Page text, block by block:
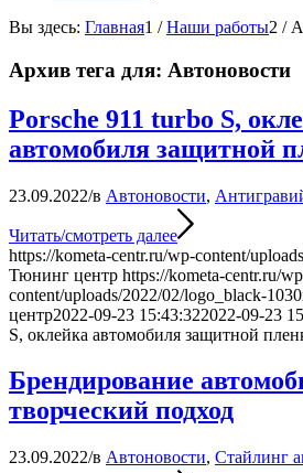
Вы здесь: Главная1 / Наши работы2 /
Архив тега для: Автоновости
Porsche 911 turbo S,
автомобиля защитной
23.09.2022/в Автоновости,
Читать/смотреть далее
https://kometa-centr.ru/wp-content/
Тюнинг центр https://kometa-centr.ru/
content/uploads/2022/02/logo_black-
центр2022-09-23 15:43:322022-09-23
S, оклейка автомобиля защитной
Брендирование
творческий подход
23.09.2022/в Автоновости, Стайлинг